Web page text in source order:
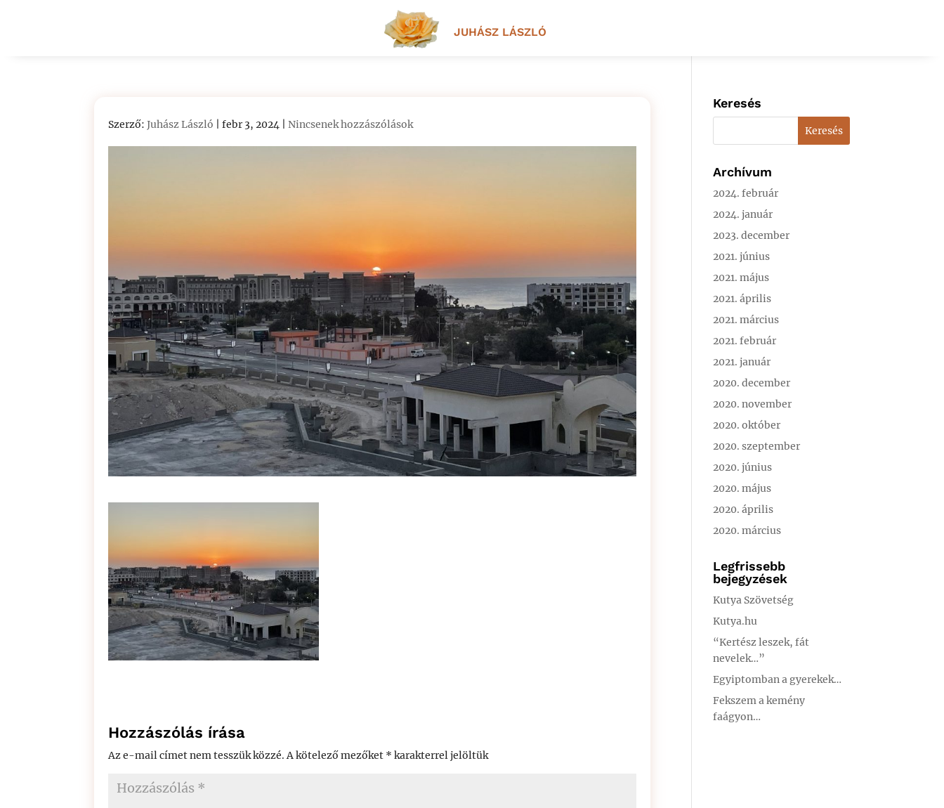
JUHÁSZ LÁSZLÓ
Szerző:Juhász László |febr 3, 2024 |Nincsenek hozzászólások
Hozzászólás írása
Az e-mail címet nem tesszük közzé. A kötelező mezőket * karakterrel jelöltük
Keresés
Archívum
2024. február
2024. január
2023. december
2021. június
2021. május
2021. április
2021. március
2021. február
2021. január
2020. december
2020. november
2020. október
2020. szeptember
2020. június
2020. május
2020. április
2020. március
Legfrissebb
bejegyzések
Kutya Szövetség
Kutya.hu
“Kertész leszek, fát
nevelek…”
Egyiptomban a gyerekek…
Fekszem a kemény
faágyon…